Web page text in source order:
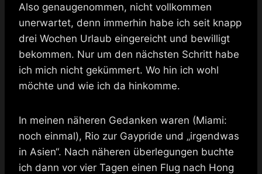
Also genaugenommen, nicht vollkommen
unerwartet, denn immerhin habe ich seit knapp
drei Wochen Urlaub eingereicht und bewilligt
bekommen. Nur um den nächsten Schritt habe
ich mich nicht gekümmert. Wo hin ich wohl
möchte und wie ich da hinkomme.
In meinen näheren Gedanken waren (Miami:
noch einmal), Rio zur Gaypride und „irgendwas
in Asien“. Nach näheren überlegungen buchte
ich dann vor vier Tagen einen Flug nach Hong